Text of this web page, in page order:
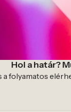
Hol a határ?
a folyamatos